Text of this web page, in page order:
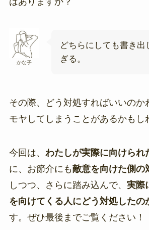
かな子
どちらにしても書き出
ぎる。
その際、どう対処すればいいのか
モヤしてしまうことがあるかもし
今回は、 わたしが実際に向けられ
に、お節介にも敵意を向けた側の
しつつ、さらに踏み込んで、 実際
を向けてくる人にどう対処したの
す。ぜひ最後までご覧ください！